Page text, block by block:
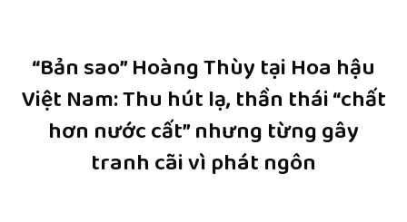
“Bản sao” Hoàng Thùy tại Hoa hậu
Việt Nam: Thu hút lạ, thần thái “chất
hơn nước cất” nhưng từng gây
tranh cãi vì phát ngôn